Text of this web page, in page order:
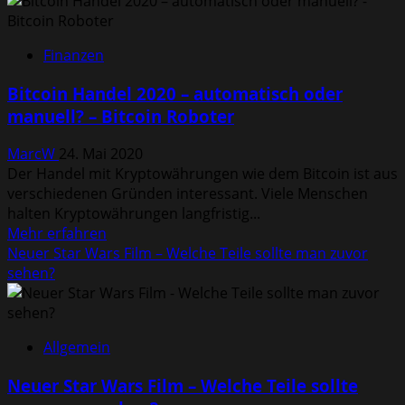
Trend?
Zähneknirschen
was
kann
tun?
Finanzen
Bitcoin Handel 2020 – automatisch oder
manuell? – Bitcoin Roboter
MarcW 24. Mai 2020
Der Handel mit Kryptowährungen wie dem Bitcoin ist aus
verschiedenen Gründen interessant. Viele Menschen
halten Kryptowährungen langfristig...
Mehr erfahren
Informationen
Bitcoin
–
oder
Neuer Star Wars Film – Welche Teile sollte man zuvor
sehen?
Allgemein
Neuer Star Wars Film – Welche Teile sollte